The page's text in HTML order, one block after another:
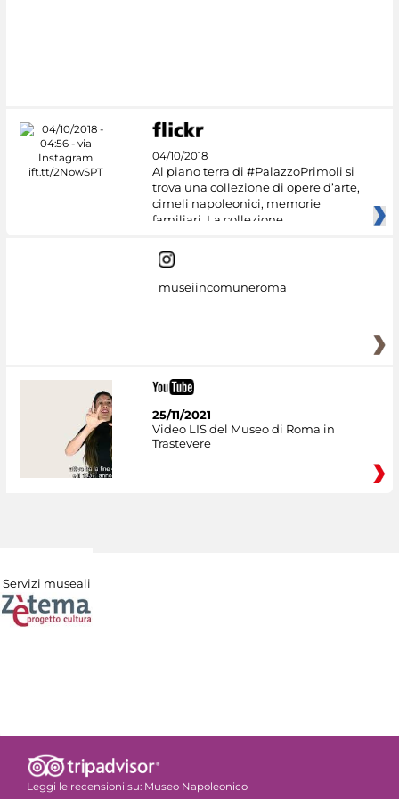
04/10/2018
Al piano terra di #PalazzoPrimoli si
trova una collezione di opere d’arte,
cimeli napoleonici, memorie
familiari. La collezione
museiincomuneroma
25/11/2021
Video LIS del Museo di Roma in
Trastevere
Servizi museali
Leggi le recensioni su: Museo Napoleonico